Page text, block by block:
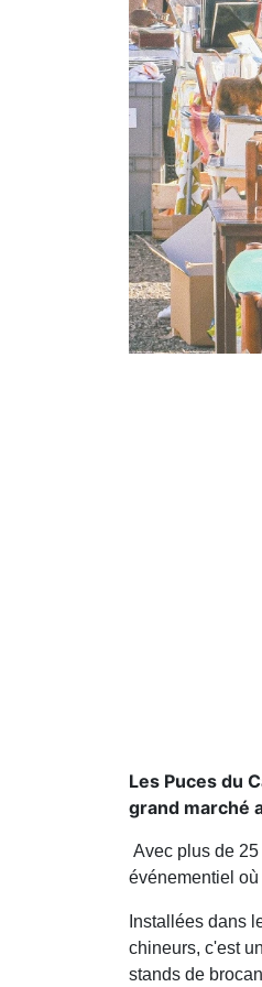
Les Puces du
grand marché
Avec plus de
événementiel
Installées dans
chineurs, c'est
stands de